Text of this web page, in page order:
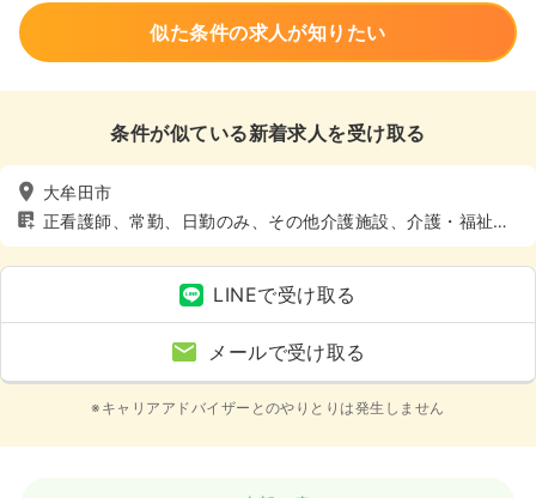
似た条件の求人が知りたい
条件が似ている新着求人を受け取る
大牟田市
正看護師、常勤、日勤のみ、その他介護施設、介護・福祉
系、4週8休以上
LINEで受け取る
メールで受け取る
※キャリアアドバイザーとのやりとりは発生しません